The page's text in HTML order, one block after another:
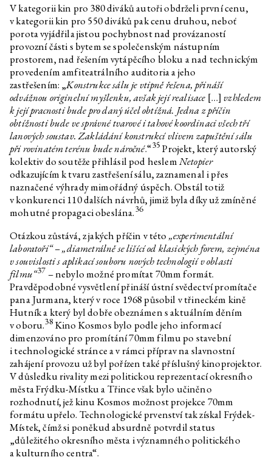
V kategorii kin pro 380 diváků autoři obdrželi první cenu,
v kategorii kin pro 550 diváků pak cenu druhou, neboť
porota vyjádřila jistou pochybnost nad provázaností
provozní části s bytem se společenským nástupním
prostorem, nad řešením vytápěcího bloku a nad technickým
provedením amfiteatrálního auditoria a jeho
zastřešením: „Konstrukce sálu je vtipně řešena, přináší
odvážnou originelní myšlenku, avšak její realisace […] vzhledem
k její pracnosti bude pro daný účel obtížná. Jedna z příčin
obtížnosti bude ve správné tvarové i tahové koordinaci všech tří
lanových soustav. Zakládání konstrukcí vlivem zapuštění sálu
při rovinatém terénu bude náročné.“35 Projekt, který autorský
kolektiv do soutěže přihlásil pod heslemNetopier
odkazujícím k tvaru zastřešení sálu, zaznamenal i přes
naznačené výhrady mimořádný úspěch. Obstál totiž
v konkurenci 110 dalších návrhů, jimiž byla díky už zmíněné
mohutné propagaci obeslána.36
Otázkou zůstává, z jakých příčin v této „experimentální
laboratoři“–„diametrálně se lišící od klasických forem, zejména
v souvislosti s aplikací souboru nových technologií v oblasti
filmu“37 – nebylo možné promítat 70mm formát.
Pravděpodobné vysvětlení přináší ústní svědectví promítače
pana Jurmana, který v roce 1968 působil v třineckém kině
Hutník a který byl dobře obeznámen s aktuálním děním
v oboru.38 Kino Kosmos bylo podle jeho informací
dimenzováno pro promítání 70mm filmu po stavební
i technologické stránce a v rámci příprav na slavnostní
zahájení provozu už byl pořízen také příslušný kinoprojektor.
V důsledku rivality mezi politickou reprezentací okresního
města Frýdku-Místku a Třince však bylo učiněno
rozhodnutí, jež kinu Kosmos možnost projekce 70mm
formátu upřelo. Technologické prvenství tak získal Frýdek-
Místek, čímž si poněkud absurdně potvrdil status
„důležitého okresního města i významného politického
a kulturního centra“.